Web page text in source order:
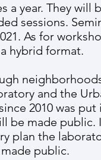
year. They will
sessions.
As for
hybrid format.
and the
2010 was
be made public.
plan the
public.